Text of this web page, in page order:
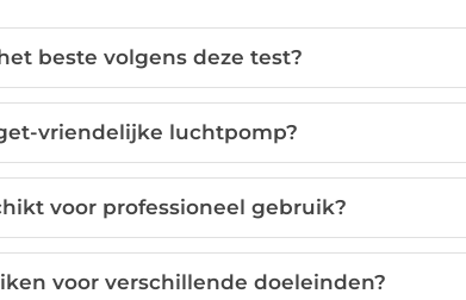
beste volgens deze test?
vriendelijke luchtpomp?
voor professioneel gebruik?
voor verschillende doeleinden?